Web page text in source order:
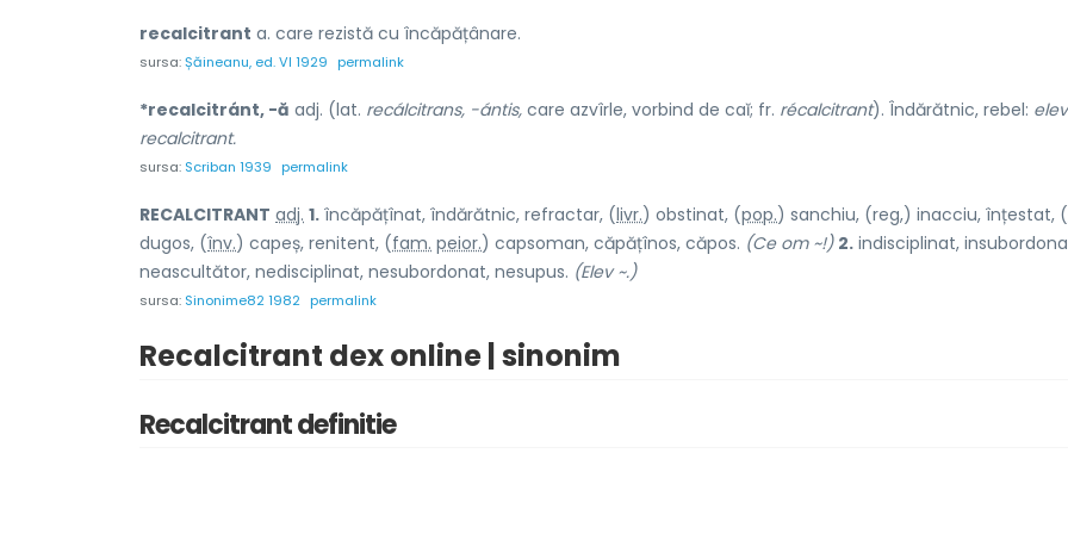
recalcitrant a. care rezistă cu încăpățânare.
sursa:Șăineanu, ed. VI 1929 permalink
*recalcitránt, -ă adj. (lat. recálcitrans, -ántis, care azvîrle, vorbind de caĭ; fr. récalcitrant). Îndărătnic, rebel: elev
recalcitrant.
sursa: Scriban 1939 permalink
RECALCITRANT adj. 1. încăpățînat, îndărătnic, refractar, (livr.) obstinat, (pop.) sanchiu, (reg,) inacciu, înțestat, (
dugos, (înv.) capeș, renitent, (fam. peior.) capsoman, căpățînos, căpos. (Ce om ~!) 2. indisciplinat,
neascultător, nedisciplinat, nesubordonat, nesupus. (Elev ~.)
sursa: Sinonime82 1982 permalink
Recalcitrant dex online | sinonim
Recalcitrant definitie